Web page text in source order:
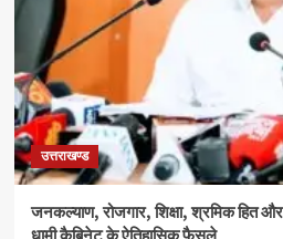
उत्तराखण्ड
जनकल्याण, रोजगार, शिक्षा, श्रमिक हित